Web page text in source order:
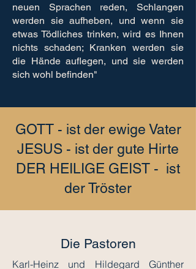
neuen Sprachen reden, Schlangen
werden sie aufheben, und wenn sie
etwas Tödliches trinken, wird es Ihnen
nichts schaden; Kranken werden sie
die Hände auflegen, und sie werden
sich wohl befinden"
GOTT - ist der ewige Vater
JESUS - ist der gute Hirte
DER HEILIGE GEIST - ist
der Tröster
Die Pastoren
Karl-Heinz und Hildegard Günther